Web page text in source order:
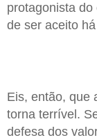
protagonista
de ser aceito
Eis, então, que
torna terrível.
defesa dos